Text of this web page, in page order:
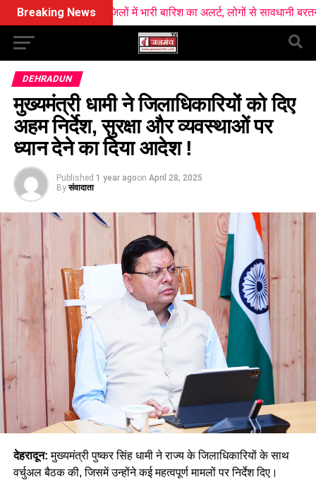
Breaking News
जिलों में भारी बारिश का अलर्ट, लोगों से सावधानी बरतने की अपील
DEHRADUN
मुख्यमंत्री धामी ने जिलाधिकारियों को दिए
अहम निर्देश, सुरक्षा और व्यवस्थाओं पर
ध्यान देने का दिया आदेश !
Published 1 year agoon April 28, 2025
By संवादाता
देहरादून: मुख्यमंत्री पुष्कर सिंह धामी ने राज्य के जिलाधिकारियों के साथ
वर्चुअल बैठक की, जिसमें उन्होंने कई महत्वपूर्ण मामलों पर निर्देश दिए।